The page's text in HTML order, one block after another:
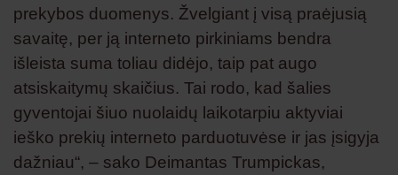
prekybos duomenys. Žvelgiant į visą praėjusią
savaitę, per ją interneto pirkiniams bendra
išleista suma toliau didėjo, taip pat augo
atsiskaitymų skaičius. Tai rodo, kad šalies
gyventojai šiuo nuolaidų laikotarpiu aktyviai
ieško prekių interneto parduotuvėse ir jas įsigyja
dažniau“, – sako Deimantas Trumpickas,